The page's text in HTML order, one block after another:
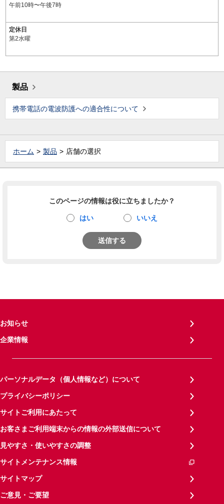
午前10時〜午後7時
定休日
第2水曜
製品
携帯電話の電波防護への適合性について
ホーム 製品 店舗の選択
このページの情報は役に立ちましたか？
はい いいえ
送信する
お知らせ
企業情報
パーソナルデータ（個人情報など）について
プライバシーポリシー
サイトご利用にあたって
お客さまご利用端末からの情報の外部送信について
見やすさ・使いやすさの調整
サイトメンテナンス情報
サイトマップ
ご意見・ご要望